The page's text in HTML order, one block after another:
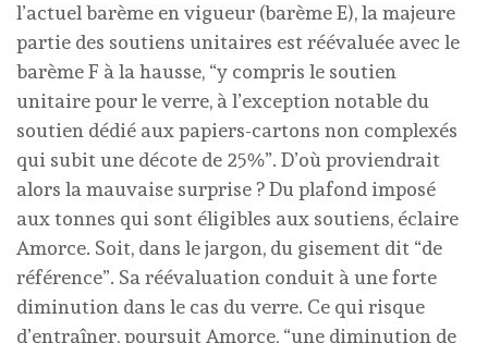
l’actuel barème en vigueur (barème E), la majeure
partie des soutiens unitaires est réévaluée avec le
barème F à la hausse, “y compris le soutien
unitaire pour le verre, à l’exception notable du
soutien dédié aux papiers-cartons non complexés
qui subit une décote de 25%”. D’où proviendrait
alors la mauvaise surprise ? Du plafond imposé
aux tonnes qui sont éligibles aux soutiens, éclaire
Amorce. Soit, dans le jargon, du gisement dit “de
référence”. Sa réévaluation conduit à une forte
diminution dans le cas du verre. Ce qui risque
d’entraîner, poursuit Amorce, “une diminution de